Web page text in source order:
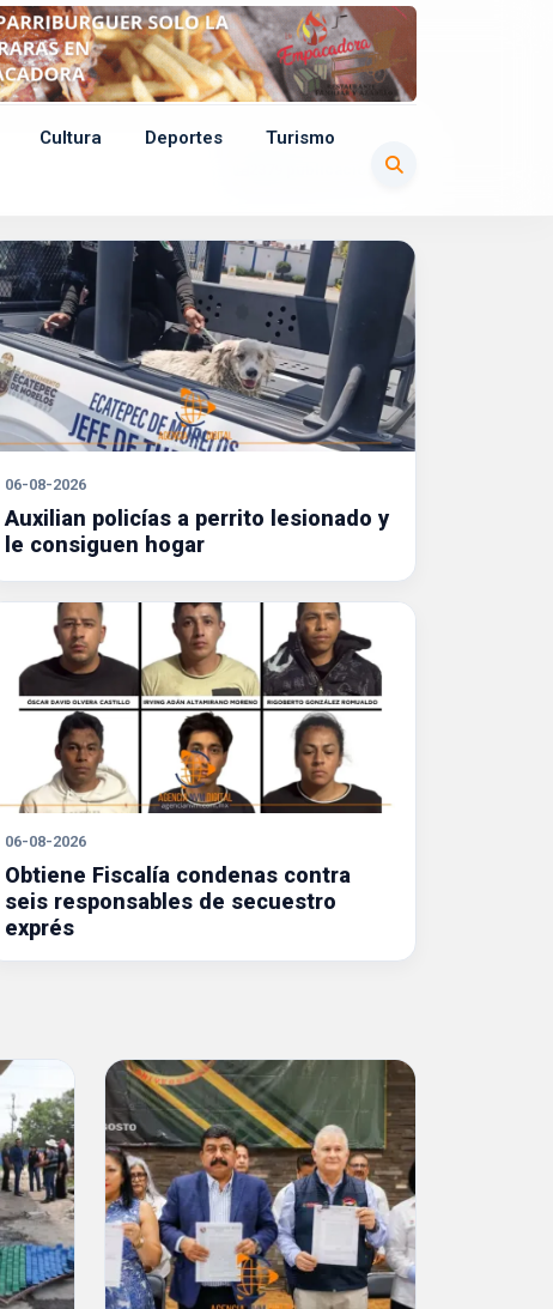
Cultura Deportes Turismo
2379 publicaciones
06-08-2026
Auxilian policías a perrito lesionado y
le consiguen hogar
06-08-2026
Obtiene Fiscalía condenas contra
seis responsables de secuestro
exprés